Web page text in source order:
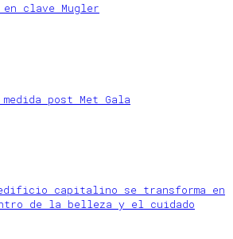
clave Mugler
post Met Gala
capitalino se transforma en
de la belleza y el cuidado